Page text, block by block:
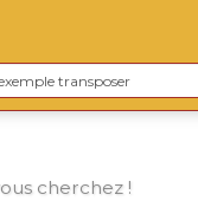
cherchez !